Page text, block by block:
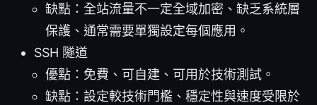
缺點：全站流量不一定全域加密、缺乏系統層
保護、通常需要單獨設定每個應用。
SSH 隧道
優點：免費、可自建、可用於技術測試。
缺點：設定較技術門檻、穩定性與速度受限於